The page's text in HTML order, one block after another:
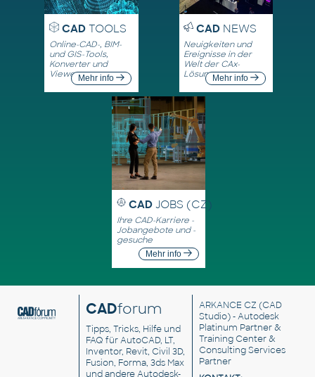
CADTOOLS
Online-CAD-, BIM-
und GIS-Tools,
Konverter und
ViewerMehr info
CADNEWS
Neuigkeiten und
Ereignisse in der
Welt der CAx-
LösungenMehr info
CAD JOBS (CZ)
Ihre CAD-Karriere -
Jobangebote und -
gesuche
Mehr info
CADforum
Tipps, Tricks, Hilfe und
FAQ für AutoCAD, LT,
Inventor, Revit, Civil 3D,
Fusion, Forma, 3ds Max
und andere Autodesk-
ARKANCE CZ (CAD
Studio) - Autodesk
Platinum Partner &
Training Center &
Consulting Services
Partner